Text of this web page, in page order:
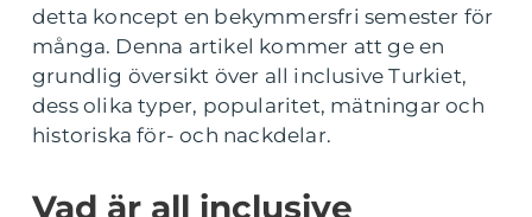
detta koncept en bekymmersfri semester för
många. Denna artikel kommer att ge en
grundlig översikt över all inclusive Turkiet,
dess olika typer, popularitet, mätningar och
historiska för- och nackdelar.
Vad är all inclusive